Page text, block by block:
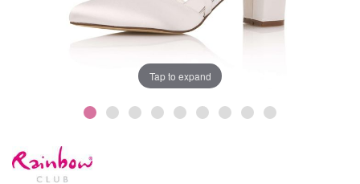
Tap to expand